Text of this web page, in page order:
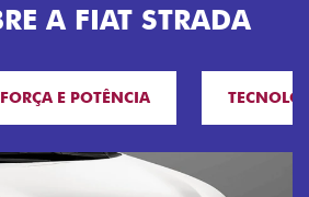
A FIAT STRADA
FORÇA E POTÊNCIA